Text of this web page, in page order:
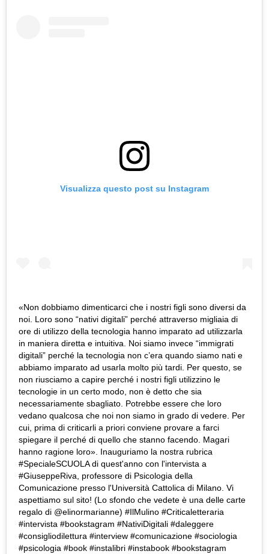
Visualizza questo post su Instagram
«Non dobbiamo dimenticarci che i nostri figli sono diversi da
noi. Loro sono “nativi digitali” perché attraverso migliaia di
ore di utilizzo della tecnologia hanno imparato ad utilizzarla
in maniera diretta e intuitiva. Noi siamo invece “immigrati
digitali” perché la tecnologia non c’era quando siamo nati e
abbiamo imparato ad usarla molto più tardi. Per questo, se
non riusciamo a capire perché i nostri figli utilizzino le
tecnologie in un certo modo, non è detto che sia
necessariamente sbagliato. Potrebbe essere che loro
vedano qualcosa che noi non siamo in grado di vedere. Per
cui, prima di criticarli a priori conviene provare a farci
spiegare il perché di quello che stanno facendo. Magari
hanno ragione loro». Inauguriamo la nostra rubrica
#SpecialeSCUOLA di quest'anno con l'intervista a
#GiuseppeRiva, professore di Psicologia della
Comunicazione presso l'Università Cattolica di Milano. Vi
aspettiamo sul sito! (Lo sfondo che vedete è una delle carte
regalo di @elinormarianne) #IlMulino #Criticaletteraria
#intervista #bookstagram #NativiDigitali #daleggere
#consigliodilettura #interview #comunicazione #sociologia
#psicologia #book #instalibri #instabook #bookstagram